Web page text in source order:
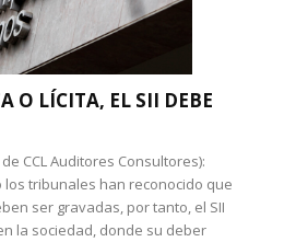
O LÍCITA, EL SII DEBE
CCL Auditores Consultores):
los tribunales han reconocido que
ser gravadas, por tanto, el SII
la sociedad, donde su deber